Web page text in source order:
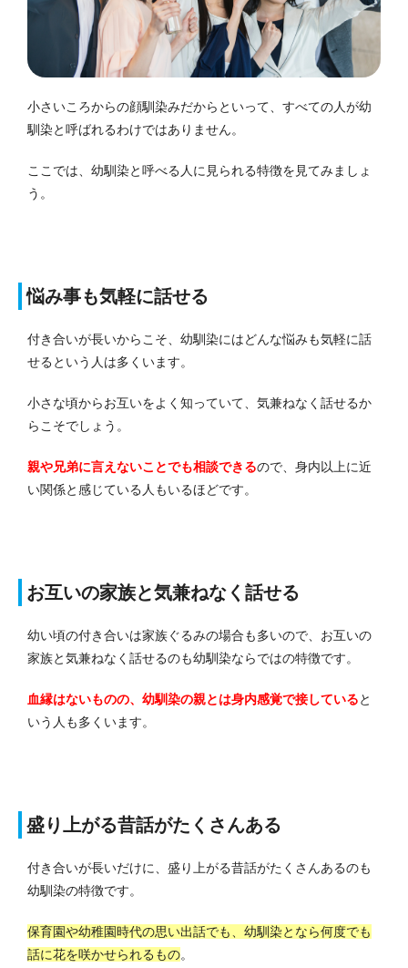
小さいころからの顔馴染みだからといって、すべての人が幼
馴染と呼ばれるわけではありません。
ここでは、幼馴染と呼べる人に見られる特徴を見てみましょ
う。
悩み事も気軽に話せる
付き合いが長いからこそ、幼馴染にはどんな悩みも気軽に話
せるという人は多くいます。
小さな頃からお互いをよく知っていて、気兼ねなく話せるか
らこそでしょう。
親や兄弟に言えないことでも相談できるので、身内以上に近
い関係と感じている人もいるほどです。
お互いの家族と気兼ねなく話せる
幼い頃の付き合いは家族ぐるみの場合も多いので、お互いの
家族と気兼ねなく話せるのも幼馴染ならではの特徴です。
血縁はないものの、幼馴染の親とは身内感覚で接していると
いう人も多くいます。
盛り上がる昔話がたくさんある
付き合いが長いだけに、盛り上がる昔話がたくさんあるのも
幼馴染の特徴です。
保育園や幼稚園時代の思い出話でも、幼馴染となら何度でも
話に花を咲かせられるもの。